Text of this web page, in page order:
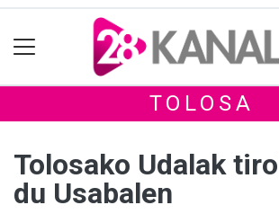
TOLOSA
Tolosako Udalak
du Usabalen